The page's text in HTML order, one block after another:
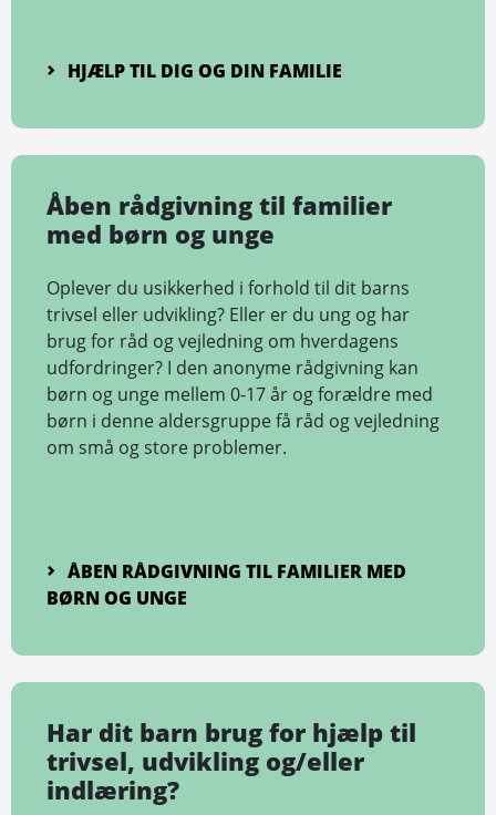
HJÆLP TIL DIG OG DIN FAMILIE
Åben rådgivning til familier
med børn og unge
Oplever du usikkerhed i forhold til dit barns
trivsel eller udvikling? Eller er du ung og har
brug for råd og vejledning om hverdagens
udfordringer? I den anonyme rådgivning kan
børn og unge mellem 0-17 år og forældre med
børn i denne aldersgruppe få råd og vejledning
om små og store problemer.
ÅBEN RÅDGIVNING TIL FAMILIER MED
BØRN OG UNGE
Har dit barn brug for hjælp til
trivsel, udvikling og/eller
indlæring?